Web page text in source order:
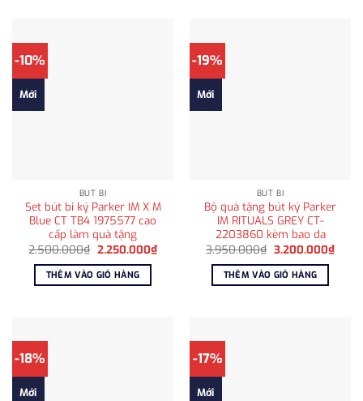
-10%
Mới
BÚT BI
Set bút bi ký Parker IM X M
Blue CT TB4 1975577 cao
cấp làm quà tặng
2.500.000₫ Giá
là:
2.500.000₫.
2.250.000₫Giá
hiện
2.250.000₫.
THÊM VÀO GIỎ HÀNG
-19%
Mới
BÚT BI
Bộ quà tặng bút ký Parker
IM RITUALS GREY CT-
2203860 kèm bao da
3.950.000₫ Giá
là:
3.950.000₫.
3.200.000₫Giá
hiện
THÊM VÀO GIỎ HÀNG
-18%
Mới
-17%
Mới